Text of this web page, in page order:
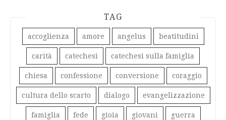
TAG
accoglienza amore angelus beatitudini
carità catechesi catechesi sulla famiglia
chiesa confessione conversione coraggio
cultura dello scarto dialogo evangelizzazione
famiglia fede gioia giovani guerra